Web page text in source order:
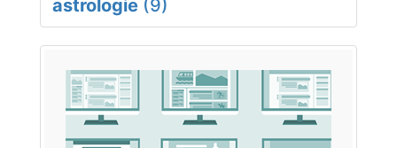
astrologie (9)